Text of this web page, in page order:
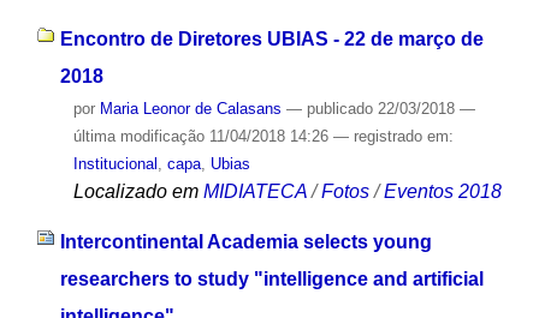
Encontro de Diretores UBIAS - 22 de março de
2018
por Maria Leonor de Calasans — publicado22/03/2018 —
última modificação11/04/2018 14:26 — registrado em:
Institucional capa, Ubias
Localizado em MIDIATECA /Fotos /Eventos 2018
Intercontinental Academia selects young
researchers to study "intelligence and artificial